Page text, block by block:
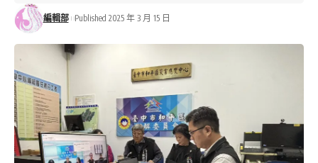
編輯部 Published 2025 年 3 月 15 日